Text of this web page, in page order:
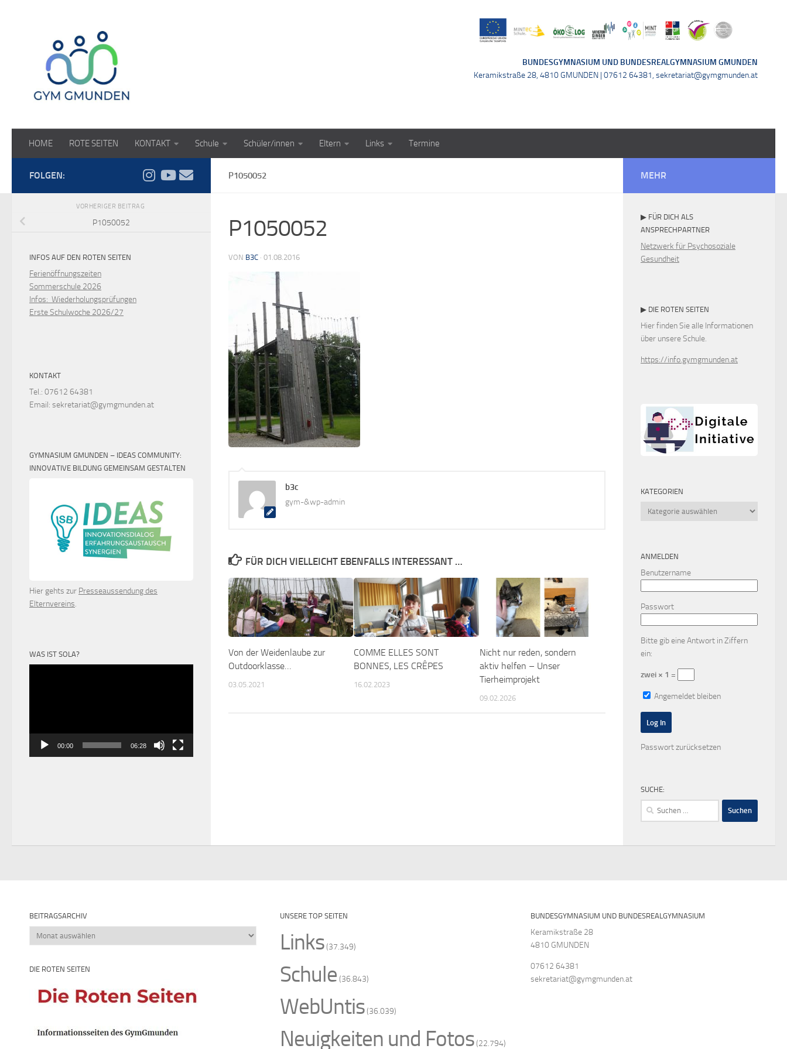
BUNDESGYMNASIUM UND BUNDESREALGYMNASIUM GMUNDEN
Keramikstraße 28, 4810 GMUNDEN | 07612 64381, sekretariat@gymgmunden.at
HOME ROTE SEITEN KONTAKT Schule Schüler/innen Eltern Links Termine
P1050052
P1050052
VON B3C · 01.08.2016
b3c
gym-&wp-admin
FÜR DICH VIELLEICHT EBENFALLS INTERESSANT …
Von der Weidenlaube zur
Outdoorklasse…
03.05.2021
COMME ELLES SONT
BONNES, LES CRÊPES
16.02.2023
Nicht nur reden, sondern
aktiv helfen – Unser
Tierheimprojekt
09.02.2026
FOLGEN:
VORHERIGER BEITRAG
P1050052
INFOS AUF DEN ROTEN SEITEN
Ferienöffnungszeiten
Sommerschule 2026
Infos: Wiederholungsprüfungen
Erste Schulwoche 2026/27
KONTAKT
Tel.: 07612 64381
Email: sekretariat@gymgmunden.at
GYMNASIUM GMUNDEN – IDEAS COMMUNITY:
INNOVATIVE BILDUNG GEMEINSAM GESTALTEN
Hier gehts zur Presseaussendung des
Elternvereins.
WAS IST SOLA?
00:00 06:28
MEHR
▶ FÜR DICH ALS
ANSPRECHPARTNER
Netzwerk für Psychosoziale
Gesundheit
▶ DIE ROTEN SEITEN
Hier finden Sie alle Informationen
über unsere Schule.
https://info.gymgmunden.at
KATEGORIEN
Kategorien
ANMELDEN
Benutzername
Passwort
Bitte gib eine Antwort in Ziffern
ein:
zwei × 1 =
Angemeldet bleiben
Passwort zurücksetzen
SUCHE:
Suchen
BEITRAGSARCHIV
Beitragsarchiv
DIE ROTEN SEITEN
UNSERE TOP SEITEN
Links(37.349)
Schule (36.843)
WebUntis(36.039)
Neuigkeiten und Fotos(22.794)
BUNDESGYMNASIUM UND BUNDESREALGYMNASIUM
Keramikstraße 28
4810 GMUNDEN
07612 64381
sekretariat@gymgmunden.at